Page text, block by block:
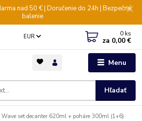
nad 50 € | Doručenie do 24h | Bezpečné
balenie
Menu
EUR
Hľadať
0 ks
za 0,00 €
Wave set decanter 620ml + poháre 300ml (1+6)